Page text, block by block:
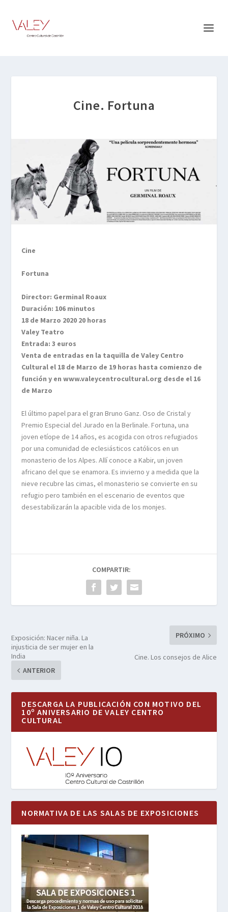
Cine. Fortuna
Cine
Fortuna
Director: Germinal Roaux
Duración: 106 minutos
18 de Marzo 2020 20 horas
Valey Teatro
Entrada: 3 euros
Venta de entradas en la taquilla de Valey Centro
Cultural el 18 de Marzo de 19 horas hasta comienzo de
función y en www.valeycentrocultural.org desde el 16
de Marzo
El último papel para el gran Bruno Ganz. Oso de Cristal y
Premio Especial del Jurado en la Berlinale. Fortuna, una
joven etíope de 14 años, es acogida con otros refugiados
por una comunidad de eclesiásticos católicos en un
monasterio de los Alpes. Allí conoce a Kabir, un joven
africano del que se enamora. Es invierno y a medida que la
nieve recubre las cimas, el monasterio se convierte en su
refugio pero también en el escenario de eventos que
desestabilizarán la apacible vida de los monjes.
COMPARTIR:
Exposición: Nacer niña. La
injusticia de ser mujer en la
India
ANTERIOR
PRÓXIMO
Cine. Los consejos de Alice
DESCARGA LA PUBLICACIÓN CON MOTIVO DEL
10º ANIVERSARIO DE VALEY CENTRO
CULTURAL
NORMATIVA DE LAS SALAS DE EXPOSICIONES